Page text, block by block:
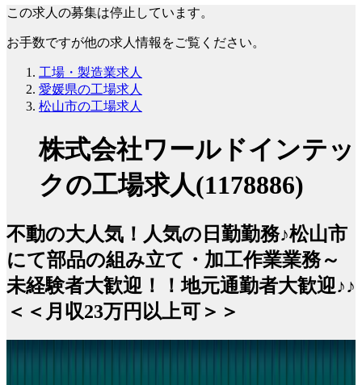
この求人の募集は停止しています。
お手数ですが他の求人情報をご覧ください。
工場・製造業求人
愛媛県の工場求人
松山市の工場求人
株式会社ワールドインテッ
クの工場求人(1178886)
不動の大人気！人気の日勤勤務♪松山市
にて部品の組み立て・加工作業業務～
未経験者大歓迎！！地元通勤者大歓迎♪♪
＜＜月収23万円以上可＞＞